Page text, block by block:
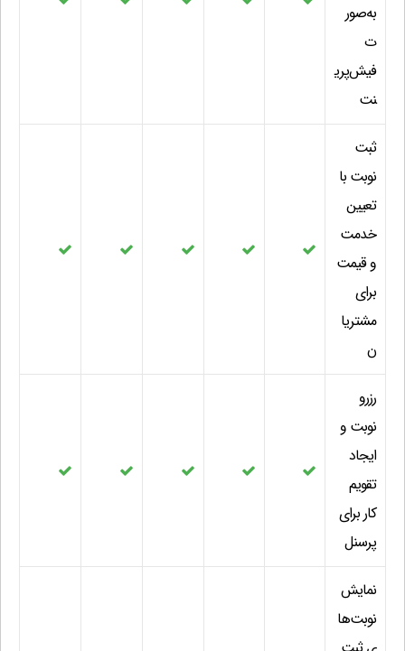
به‌صور
ت
فیش‌پری
نت
ثبت
نوبت با
تعیین
خدمت
و قیمت
برای
مشتریا
ن
رزرو
نوبت و
ایجاد
تقویم
کار برای
پرسنل
نمایش
نوبت‌ها